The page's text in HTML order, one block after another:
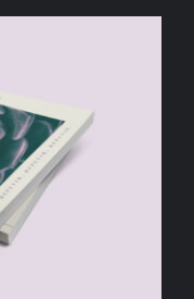
DETALLES